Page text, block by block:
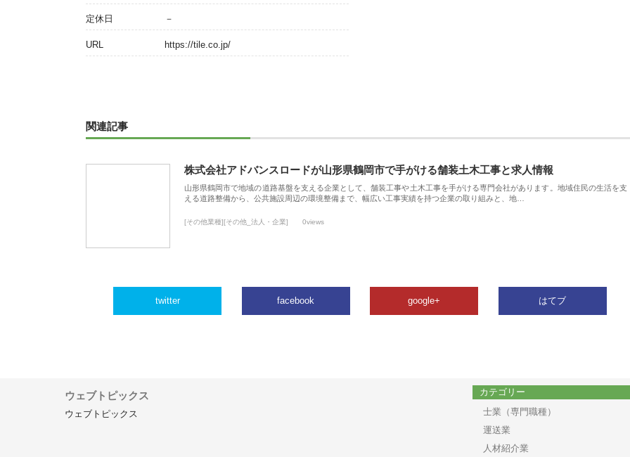
定休日 －
URL https://tile.co.jp/
関連記事
株式会社アドバンスロードが山形県鶴岡市で手がける舗装土木工事と求人情報
山形県鶴岡市で地域の道路基盤を支える企業として、舗装工事や土木工事を手がける専門会社があります。地域住民の生活を支
える道路整備から、公共施設周辺の環境整備まで、幅広い工事実績を持つ企業の取り組みと、地…
[その他業種][その他_法人・企業] 0views
twitter facebook google+ はてブ
ウェブトピックス
ウェブトピックス
カテゴリー
士業（専門職種）
運送業
人材紹介業